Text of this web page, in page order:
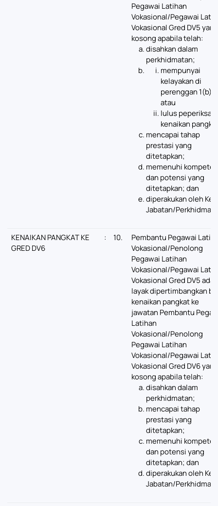
Pegawai Latihan
Vokasional/Pegawai
Vokasional Gred DV5 yang
kosong apabila telah:
disahkan dalam
perkhidmatan;
mempunyai
kelayakan di
perenggan 1(b);
atau
lulus
kenaikan
mencapai tahap
prestasi yang
ditetapkan;
memenuhi
dan potensi yang
ditetapkan; dan
diperakukan oleh
Jabatan/
KENAIKAN PANGKAT KE
GRED DV6
: 10.
Pembantu Pegawai
Vokasional/Penolong
Pegawai Latihan
Vokasional/Pegawai
Vokasional Gred DV5
layak dipertimbangkan
kenaikan pangkat ke
jawatan Pembantu
Latihan
Vokasional/Penolong
Pegawai Latihan
Vokasional/Pegawai
Vokasional Gred DV6 yang
kosong apabila telah:
disahkan dalam
perkhidmatan;
mencapai tahap
prestasi yang
ditetapkan;
memenuhi
dan potensi yang
ditetapkan; dan
diperakukan oleh
Jabatan/